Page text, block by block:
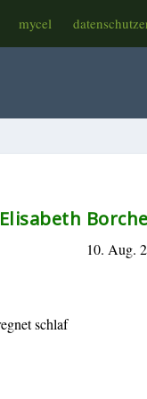
mycel
Elisabeth
10. Aug.